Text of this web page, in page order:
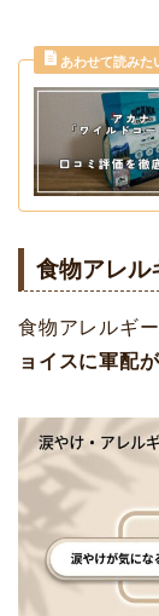
食物アレル
食物アレルギ
ョイスに軍配